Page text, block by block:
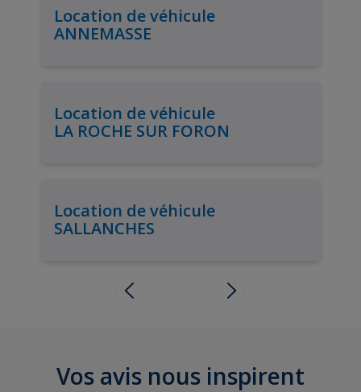
Location de véhicule
ANNEMASSE
Location de véhicule
LA ROCHE SUR FORON
Location de véhicule
SALLANCHES
Vos avis nous inspirent